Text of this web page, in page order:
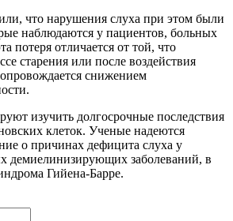
что нарушения слуха при этом были
наблюдаются у пациентов, больных
потеря отличается от той, что
старения или после воздействия
снижением
изучить долгосрочные последствия
клеток. Ученые надеются
о причинах дефицита слуха у
демиелинизирующих заболеваний, в
Гийена-Барре.